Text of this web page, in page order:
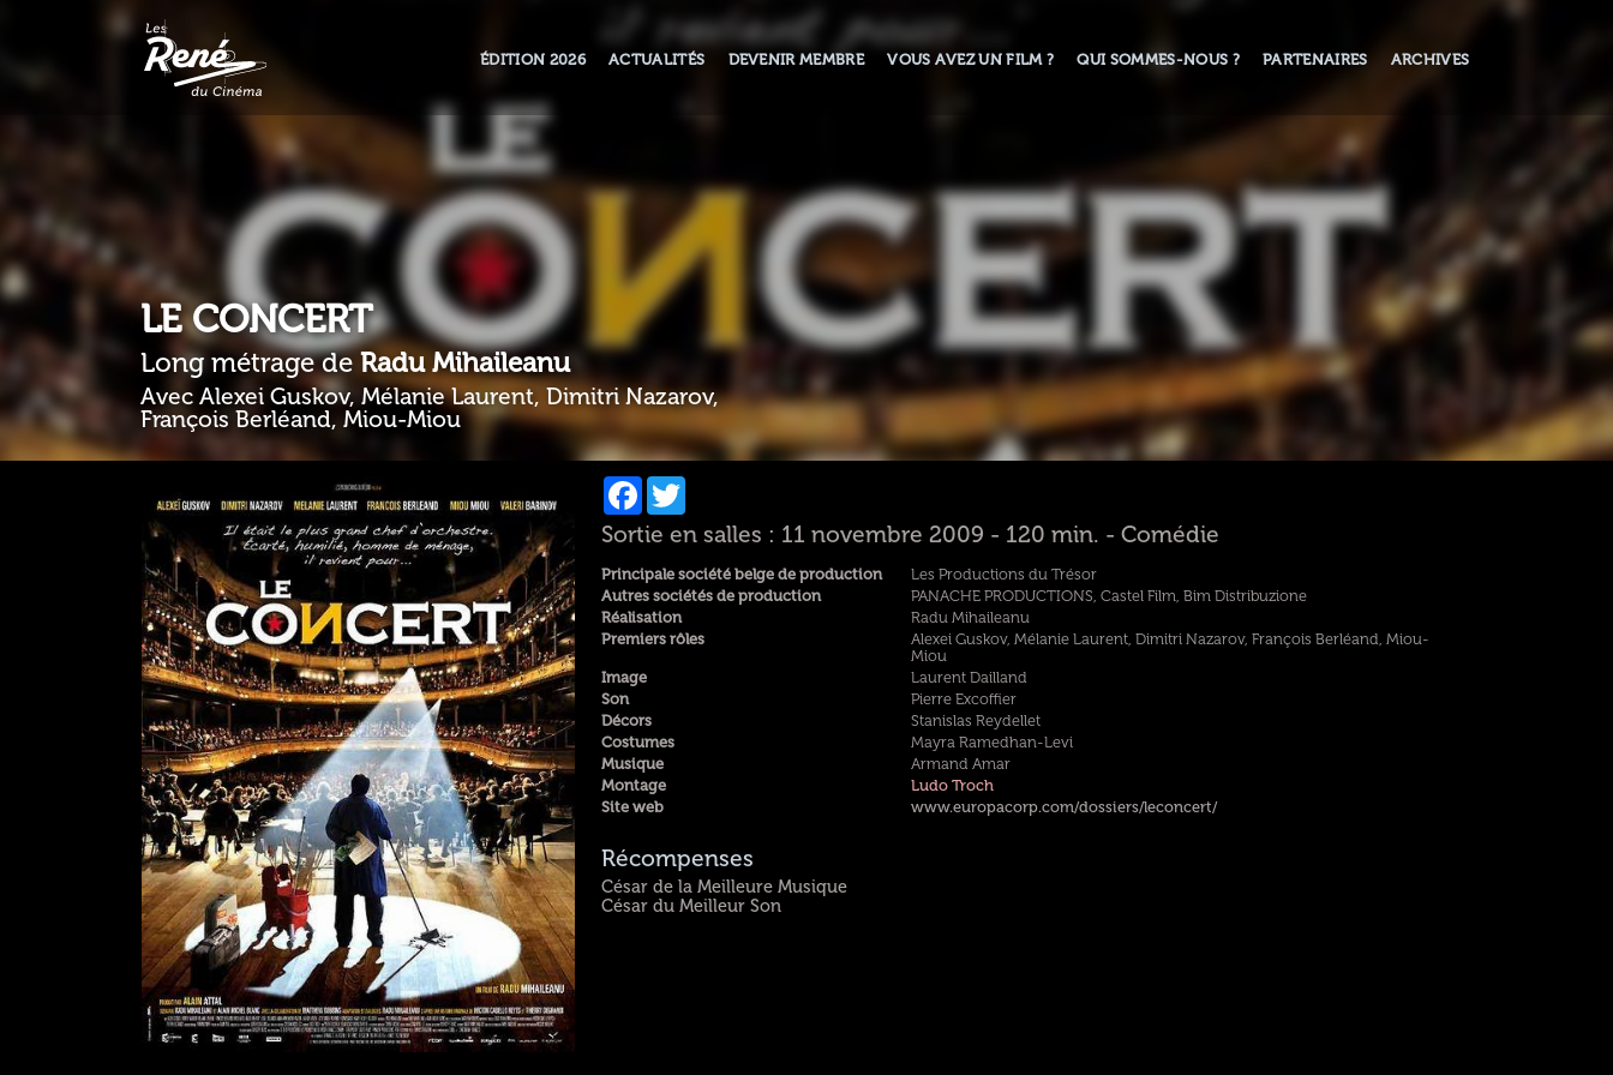
ÉDITION 2026 ACTUALITÉS DEVENIR MEMBRE VOUS AVEZ UN FILM ? QUI SOMMES-NOUS ? PARTENAIRES ARCHIVES
LE CONCERT
Long métrage de Radu Mihaileanu
Avec Alexei Guskov, Mélanie Laurent, Dimitri Nazarov,
François Berléand, Miou-Miou
Facebook
Sortie en salles : 11 novembre 2009 - 120 min. - Comédie
Principale société belge de production
Les Productions du Trésor
Autres sociétés de production
PANACHE PRODUCTIONS, Castel Film, Bim Distribuzione
Réalisation
Radu Mihaileanu
Premiers rôles
Alexei Guskov, Mélanie Laurent, Dimitri Nazarov, François Berléand, Miou-
Miou
Image
Laurent Dailland
Son
Pierre Excoffier
Décors
Stanislas Reydellet
Costumes
Mayra Ramedhan-Levi
Musique
Armand Amar
Montage
Ludo Troch
Site web
www.europacorp.com/dossiers/leconcert/
Récompenses
César de la Meilleure Musique
César du Meilleur Son